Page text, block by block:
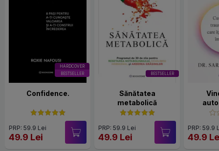
HARDCOVER
BESTSELLER
Confidence.
PRP: 59.9 Lei
49.9 Lei
BESTSELLER
Sănătatea
metabolică
PRP: 59.9 Lei
49.9 Lei
PRP: 59.9
49.9